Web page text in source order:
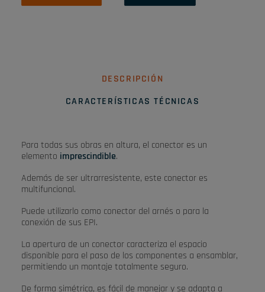
DESCRIPCIÓN
CARACTERÍSTICAS TÉCNICAS
Para todas sus obras en altura, el conector es un
elemento imprescindible.
Además de ser ultrarresistente, este conector es
multifuncional.
Puede utilizarlo como conector del arnés o para la
conexión de sus EPI.
La apertura de un conector caracteriza el espacio
disponible para el paso de los componentes a ensamblar,
permitiendo un montaje totalmente seguro.
De forma simétrica, es fácil de manejar y se adapta a